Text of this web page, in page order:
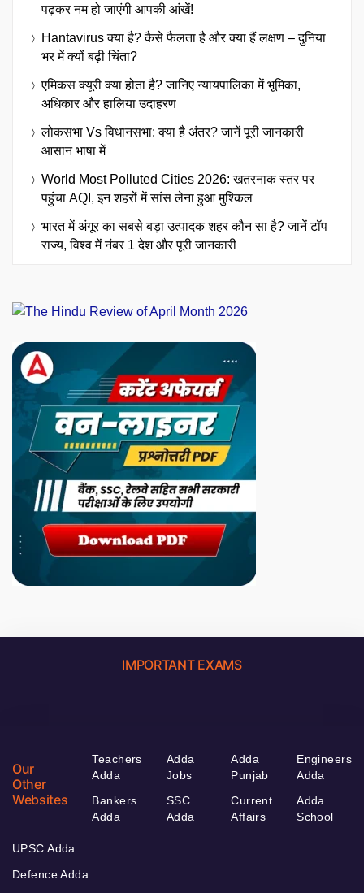
पढ़कर नम हो जाएंगी आपकी आंखें!
Hantavirus क्या है? कैसे फैलता है और क्या हैं लक्षण – दुनिया
भर में क्यों बढ़ी चिंता?
एमिकस क्यूरी क्या होता है? जानिए न्यायपालिका में भूमिका,
अधिकार और हालिया उदाहरण
लोकसभा Vs विधानसभा: क्या है अंतर? जानें पूरी जानकारी
आसान भाषा में
World Most Polluted Cities 2026: खतरनाक स्तर पर
पहुंचा AQI, इन शहरों में सांस लेना हुआ मुश्किल
भारत में अंगूर का सबसे बड़ा उत्पादक शहर कौन सा है? जानें टॉप
राज्य, विश्व में नंबर 1 देश और पूरी जानकारी
IMPORTANT EXAMS
Our
Other
Websites
Teachers
Adda
Bankers
Adda
Adda
Jobs
SSC
Adda
Adda
Punjab
Current
Affairs
Engineers
Adda
Adda
School
UPSC Adda
Defence Adda